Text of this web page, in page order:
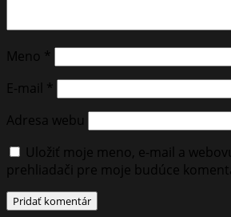
Meno *
E-mail
*
Adresa webu
Uložiť moje meno, e-mail a
prehliadači pre moje budúce